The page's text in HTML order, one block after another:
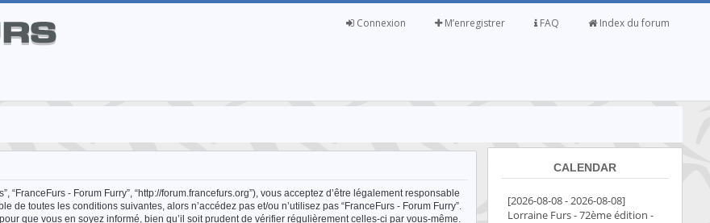
Index du forum
FAQ
M’enregistrer
Connexion
“FranceFurs - Forum Furry”, “http://forum.francefurs.org”), vous acceptez d’être légalement responsable
de toutes les conditions suivantes, alors n’accédez pas et/ou n’utilisez pas “FranceFurs - Forum Furry”.
que vous en soyez informé, bien qu’il soit prudent de vérifier régulièrement celles-ci par vous-même.
CALENDAR